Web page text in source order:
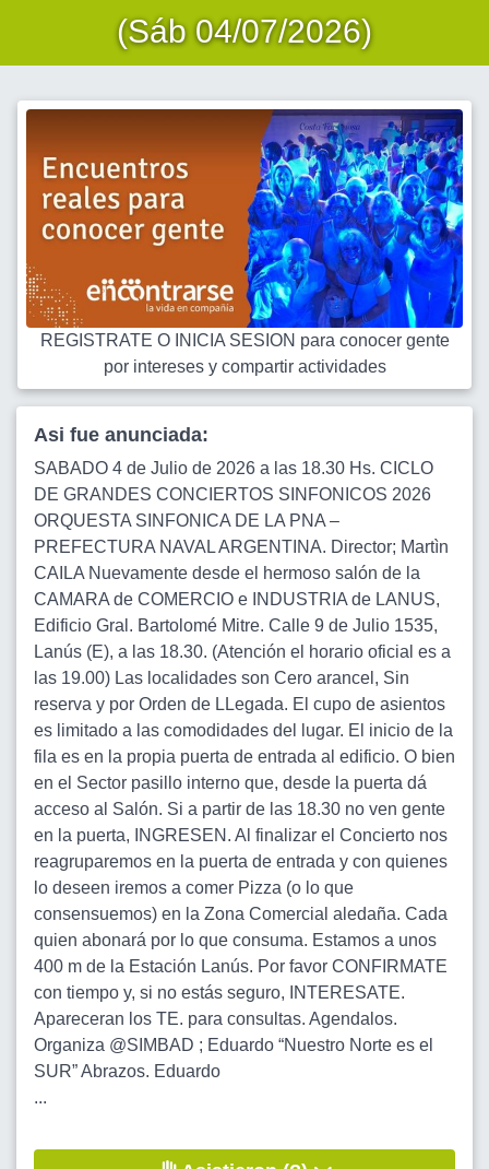
(Sáb 04/07/2026)
REGISTRATE O INICIA SESION para conocer gente
por intereses y compartir actividades
Asi fue anunciada:
SABADO 4 de Julio de 2026 a las 18.30 Hs. CICLO
DE GRANDES CONCIERTOS SINFONICOS 2026
ORQUESTA SINFONICA DE LA PNA –
PREFECTURA NAVAL ARGENTINA. Director; Martìn
CAILA Nuevamente desde el hermoso salón de la
CAMARA de COMERCIO e INDUSTRIA de LANUS,
Edificio Gral. Bartolomé Mitre. Calle 9 de Julio 1535,
Lanús (E), a las 18.30. (Atención el horario oficial es a
las 19.00) Las localidades son Cero arancel, Sin
reserva y por Orden de LLegada. El cupo de asientos
es limitado a las comodidades del lugar. El inicio de la
fila es en la propia puerta de entrada al edificio. O bien
en el Sector pasillo interno que, desde la puerta dá
acceso al Salón. Si a partir de las 18.30 no ven gente
en la puerta, INGRESEN. Al finalizar el Concierto nos
reagruparemos en la puerta de entrada y con quienes
lo deseen iremos a comer Pizza (o lo que
consensuemos) en la Zona Comercial aledaña. Cada
quien abonará por lo que consuma. Estamos a unos
400 m de la Estación Lanús. Por favor CONFIRMATE
con tiempo y, si no estás seguro, INTERESATE.
Apareceran los TE. para consultas. Agendalos.
Organiza @SIMBAD ; Eduardo “Nuestro Norte es el
SUR” Abrazos. Eduardo
...